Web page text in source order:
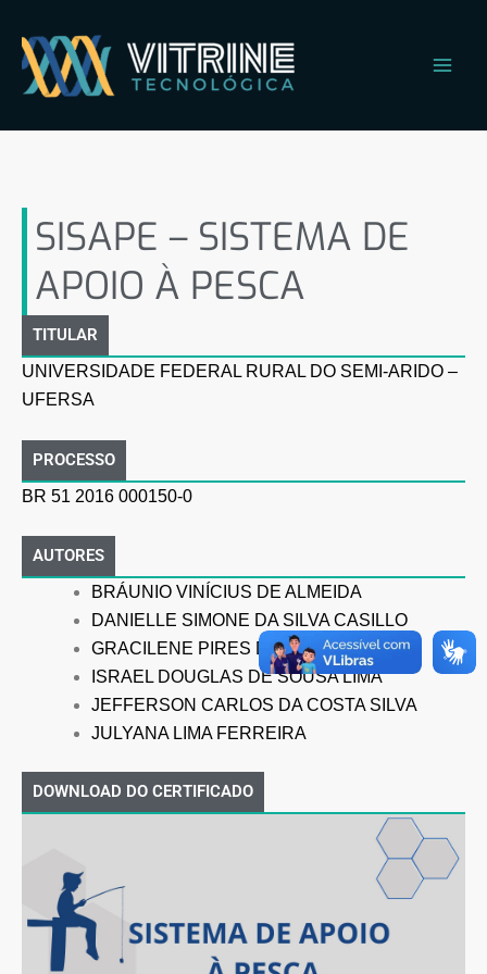
para
conteúdo
SISAPE – SISTEMA DE
APOIO À PESCA
TITULAR
UNIVERSIDADE FEDERAL RURAL DO SEMI-ARIDO –
UFERSA
PROCESSO
BR 51 2016 000150-0
AUTORES
BRÁUNIO VINÍCIUS DE ALMEIDA
DANIELLE SIMONE DA SILVA CASILLO
GRACILENE PIRES DE SOUSA
ISRAEL DOUGLAS DE SOUSA LIMA
JEFFERSON CARLOS DA COSTA SILVA
JULYANA LIMA FERREIRA
DOWNLOAD DO CERTIFICADO